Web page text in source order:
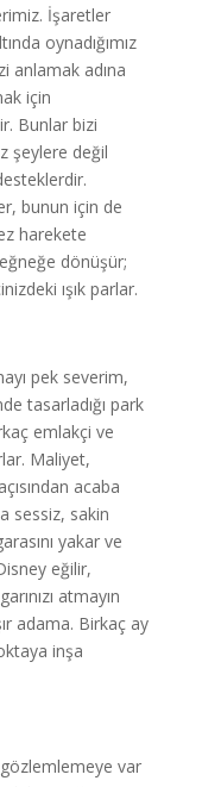
İşaretler
oynadığımız
anlamak adına
için
Bunlar bizi
şeylere değil
bunun için de
harekete
dönüşür;
ışık parlar.
pek severim,
tasarladığı park
emlakçi ve
Maliyet,
acaba
sessiz, sakin
yakar ve
eğilir,
atmayın
adama. Birkaç ay
inşa
gözlemlemeye var